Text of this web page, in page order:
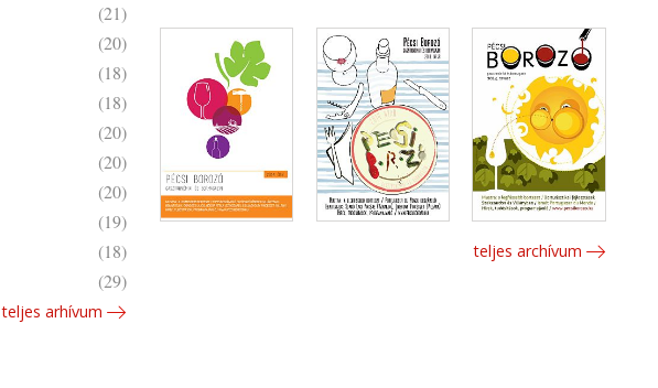
(21)
(20)
(18)
(18)
(20)
(20)
(20)
(19)
(18)
(29)
teljes arhívum
teljes archívum